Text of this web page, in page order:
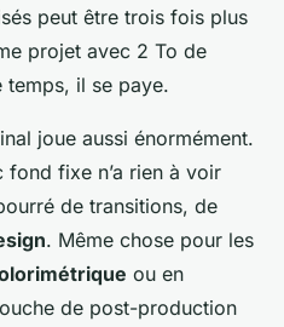
peut être trois fois plus
projet avec 2 To de
temps, il se paye.
joue aussi énormément.
fixe n’a rien à voir
de transitions, de
. Même chose pour les
ou en
de post-production